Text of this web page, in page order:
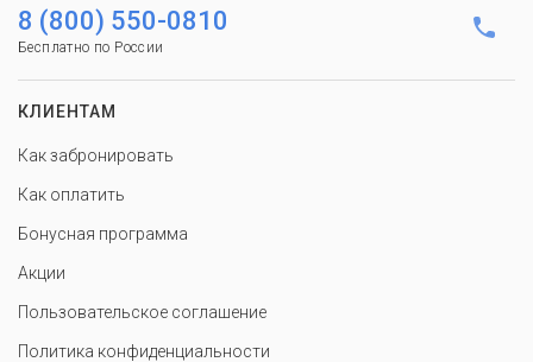
8 (800) 550-0810
Бесплатно по России
КЛИЕНТАМ
Как забронировать
Как оплатить
Бонусная программа
Акции
Пользовательское соглашение
Политика конфиденциальности